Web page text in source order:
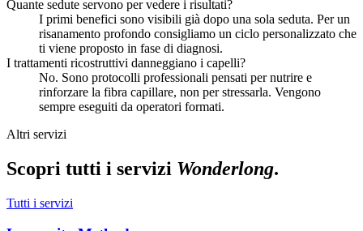
Quante sedute servono per vedere i risultati?
I primi benefici sono visibili già dopo una sola seduta. Per un
risanamento profondo consigliamo un ciclo personalizzato che
ti viene proposto in fase di diagnosi.
I trattamenti ricostruttivi danneggiano i capelli?
No. Sono protocolli professionali pensati per nutrire e
rinforzare la fibra capillare, non per stressarla. Vengono
sempre eseguiti da operatori formati.
Altri servizi
Scopri tutti i servizi Wonderlong.
Tutti i servizi